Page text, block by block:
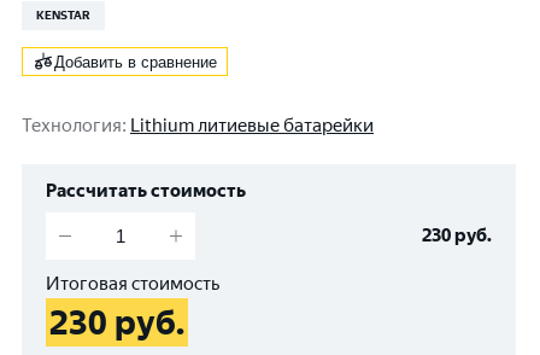
KENSTAR
Добавить в сравнение
Технология: Lithium литиевые батарейки
Рассчитать стоимость
230руб.
Итоговая стоимость
230 руб.